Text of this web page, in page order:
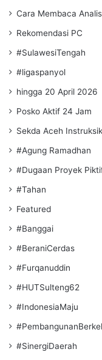
Cara Membaca
Rekomendasi PC
#SulawesiTengah
#ligaspanyol
hingga 20 April 2026
Posko Aktif 24 Jam
Sekda Aceh
#Agung Ramadhan
#Dugaan Proyek
#Tahan
Featured
#Banggai
#BeraniCerdas
#Furqanuddin
#HUTSulteng62
#IndonesiaMaju
#SinergiDaerah